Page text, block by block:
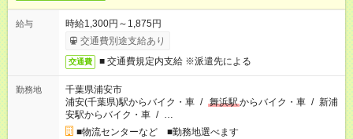
給与
時給1,300円～1,875円
交通費別途支給あり
交通費 ■ 交通費規定内支給 ※派遣先による
勤務地
千葉県浦安市
浦安(千葉県)駅からバイク・車 / 舞浜駅からバイク・車 / 新浦
安駅からバイク・車 / …
■物流センターなど ■勤務地選べます